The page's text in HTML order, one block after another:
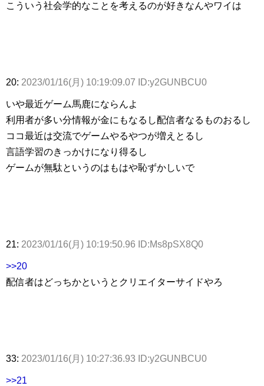
こういう社会学的なことを考えるのが好きなんやワイは
20: 2023/01/16(月) 10:19:09.07 ID:y2GUNBCU0
いや最近ゲーム馬鹿にならんよ
利用者が多い分情報が金にもなるし配信者なるものおるし
ココ最近は交流でゲームやるやつが増えとるし
言語学習のきっかけになり得るし
ゲームが無駄というのはもはや恥ずかしいで
21: 2023/01/16(月) 10:19:50.96 ID:Ms8pSX8Q0
>>20
配信者はどっちかというとクリエイターサイドやろ
33: 2023/01/16(月) 10:27:36.93 ID:y2GUNBCU0
>>21